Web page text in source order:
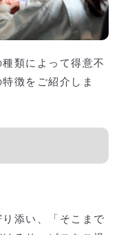
類によって得意不
徴をご紹介しま
添い、「そこまで